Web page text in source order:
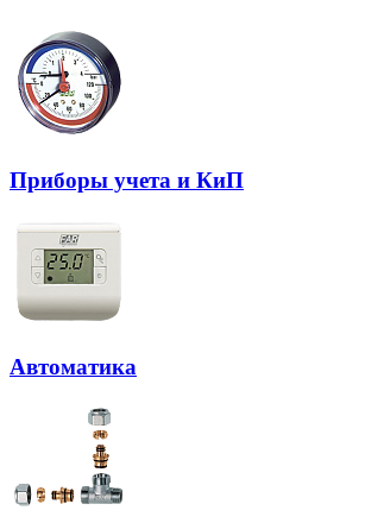
Приборы учета и КиП
Автоматика